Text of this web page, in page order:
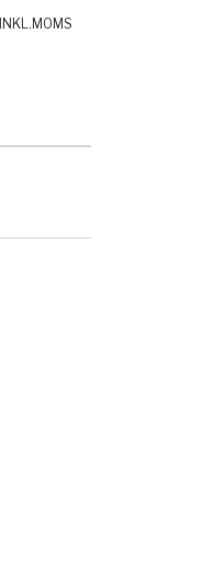
INKL.MOMS